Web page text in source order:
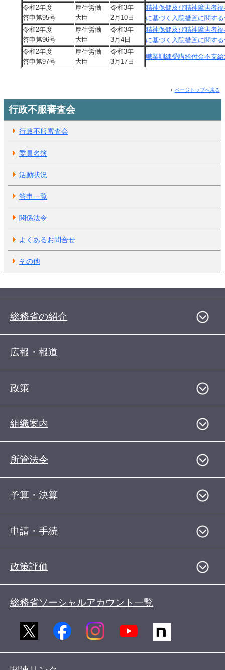
令和2年度
答申第95号
厚生労働
大臣
令和3年
2月10日
精神保健及び精神障害者
に基づく入院措置に関す
令和2年度
答申第96号
厚生労働
大臣
令和3年
3月4日
精神保健及び精神障害者
に基づく入院措置に関す
令和2年度
答申第97号
厚生労働
大臣
令和3年
3月17日
職業訓練受講給付金不支
ページトップへ戻る
行政不服審査会
行政不服審査会
委員名簿
活動状況
答申一覧
関係法令
よくあるお問合せ
その他
総務省の紹介
広報・報道
政策
組織案内
所管法令
予算・決算
申請・手続
政策評価
総務省ソーシャルアカウント一覧